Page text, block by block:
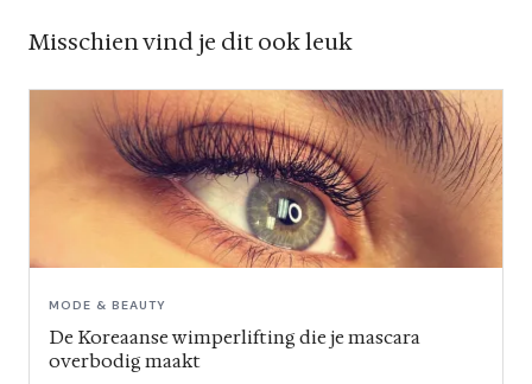
Misschien vind je dit ook leuk
MODE & BEAUTY
De Koreaanse wimperlifting die je mascara
overbodig maakt